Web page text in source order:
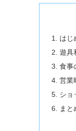
はじ
遊具
食事
営業
ショ
まと